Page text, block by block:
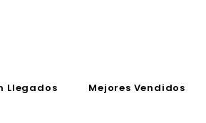
Llegados Mejores Vendidos